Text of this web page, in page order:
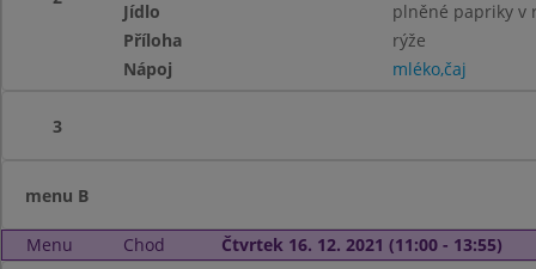
Jídlo
plněné papriky v
Příloha
rýže
Nápoj
mléko,čaj
3
menu B
Menu Chod Čtvrtek 16. 12. 2021 (11:00 - 13:55)